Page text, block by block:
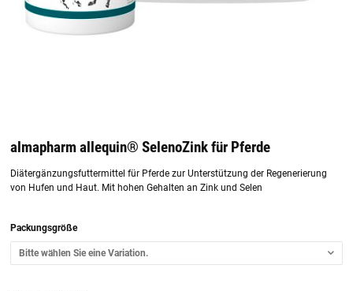
almapharm allequin® SelenoZink für Pferde
Diätergänzungsfuttermittel für Pferde zur Unterstützung der Regenerierung
von Hufen und Haut. Mit hohen Gehalten an Zink und Selen
Packungsgröße
Bitte wählen Sie eine Variation.